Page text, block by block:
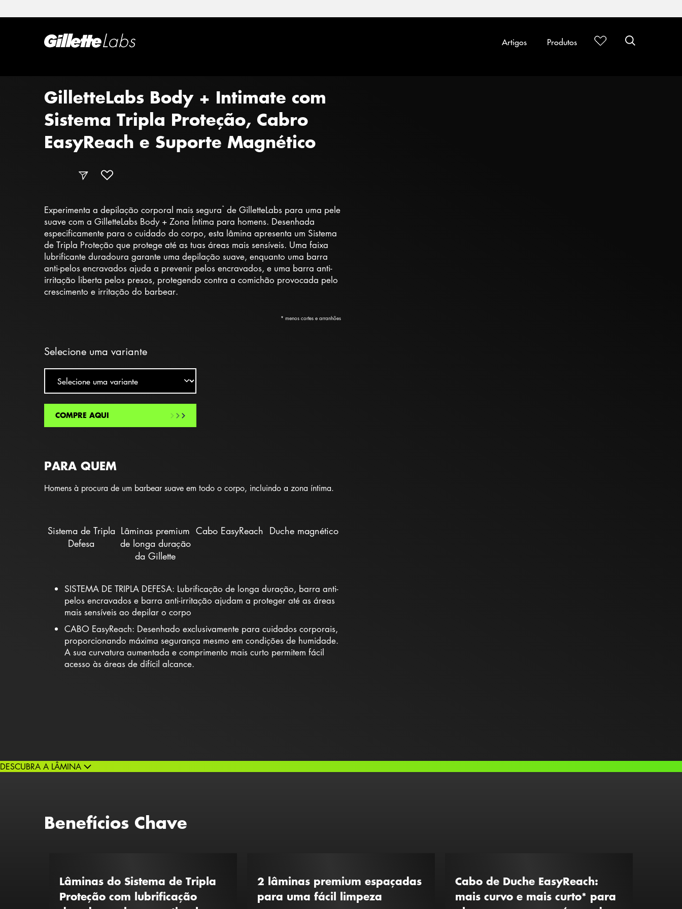
Artigos Produtos
GilletteLabs Body + Intimate com
Sistema Tripla Proteção, Cabro
EasyReach e Suporte Magnético
Experimenta a depilação corporal mais segura* de GilletteLabs para uma pele
suave com a GilletteLabs Body + Zona Íntima para homens. Desenhada
especificamente para o cuidado do corpo, esta lâmina apresenta um Sistema
de Tripla Proteção que protege até as tuas áreas mais sensíveis. Uma faixa
lubrificante duradoura garante uma depilação suave, enquanto uma barra
anti-pelos encravados ajuda a prevenir pelos encravados, e uma barra anti-
irritação liberta pelos presos, protegendo contra a comichão provocada pelo
crescimento e irritação do barbear.
* menos cortes e arranhões
Selecione uma variante
COMPRE AQUI
PARA QUEM
Homens à procura de um barbear suave em todo o corpo, incluindo a zona íntima.
Sistema de Tripla
Defesa
Lâminas premium
de longa duração
da Gillette
Cabo EasyReach Duche magnético
SISTEMA DE TRIPLA DEFESA: Lubrificação de longa duração, barra anti-
pelos encravados e barra anti-irritação ajudam a proteger até as áreas
mais sensíveis ao depilar o corpo
CABO EasyReach: Desenhado exclusivamente para cuidados corporais,
proporcionando máxima segurança mesmo em condições de humidade.
A sua curvatura aumentada e comprimento mais curto permitem fácil
acesso às áreas de difícil alcance.
DESCUBRA A LÂMINA
Benefícios Chave
Lâminas do Sistema de Tripla
Proteção com lubrificação
2 lâminas premium espaçadas
para uma fácil limpeza
Cabo de Duche EasyReach:
mais curvo e mais curto* para